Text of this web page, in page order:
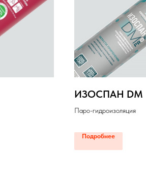
ИЗОСПАН DM
Паро-гидроизоляция
Подробнее